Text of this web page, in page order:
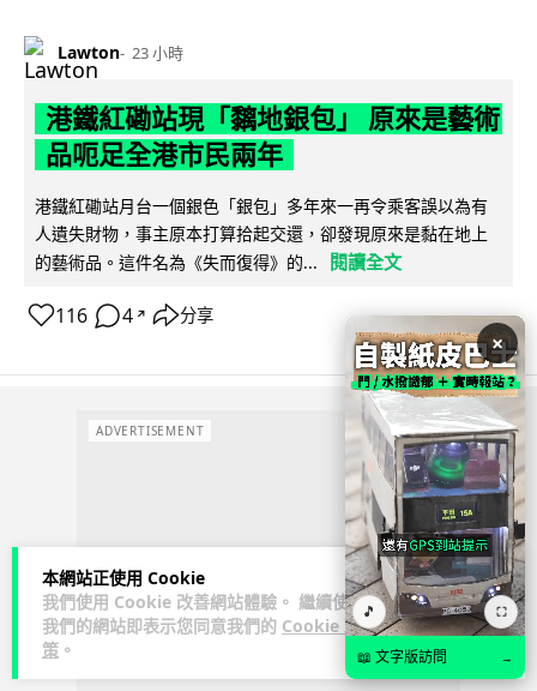
本網站正使用 Cookie
我們使用 Cookie 改善網站體驗。 繼續使用
我們的網站即表示您同意我們的 Cookie 政
策 。
Lawton 23 小時
港鐵紅磡站現「黐地銀包」 原來是藝術
品呃足全港市民兩年
港鐵紅磡站月台一個銀色「銀包」多年來一再令乘客誤以為有
人遺失財物，事主原本打算拾起交還，卻發現原來是黏在地上
的藝術品。這件名為《失而復得》的...
閱讀全文
116 4 ↗ 分享
ADVERTISEMENT
×
🎵 ⛶
📖 文字版訪問 →